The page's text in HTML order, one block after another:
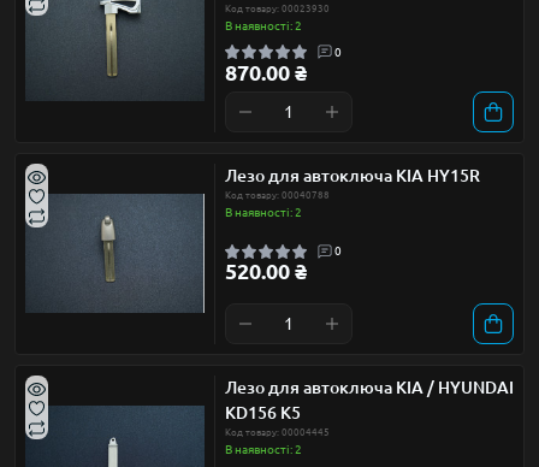
Код товару: 00023930
В наявності: 2
0
870.00 ₴
Лезо для автоключа KIA HY15R
Код товару: 00040788
В наявності: 2
0
520.00 ₴
Лезо для автоключа KIA / HYUNDAI
KD156 K5
Код товару: 00004445
В наявності: 2